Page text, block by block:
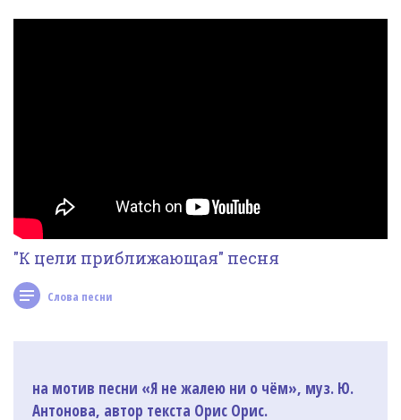
Фотогалерея
"К цели приближающая" песня
Слова песни
на мотив песни «Я не жалею ни о чём», муз. Ю.
Антонова, автор текста Орис Орис.